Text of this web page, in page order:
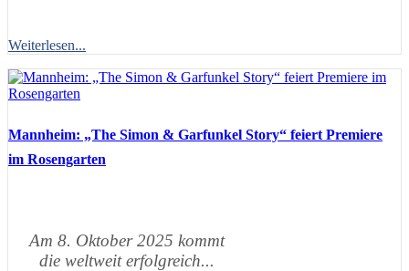
Weiterlesen...
Mannheim: „The Simon & Garfunkel Story“ feiert Premiere
im Rosengarten
Am 8. Oktober 2025 kommt
die weltweit erfolgreich...